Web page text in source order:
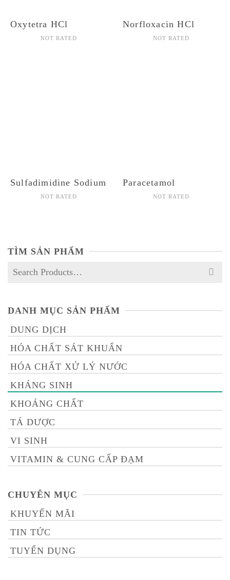
Oxytetra HCl
NOT RATED
Norfloxacin HCl
NOT RATED
Sulfadimidine Sodium
NOT RATED
Paracetamol
NOT RATED
TÌM SẢN PHẨM
Search
DANH MỤC SẢN PHẨM
DUNG DỊCH
HÓA CHẤT SÁT KHUẨN
HÓA CHẤT XỬ LÝ NƯỚC
KHÁNG SINH
KHOÁNG CHẤT
TÁ DƯỢC
VI SINH
VITAMIN & CUNG CẤP ĐẠM
CHUYÊN MỤC
KHUYẾN MÃI
TIN TỨC
TUYỂN DỤNG